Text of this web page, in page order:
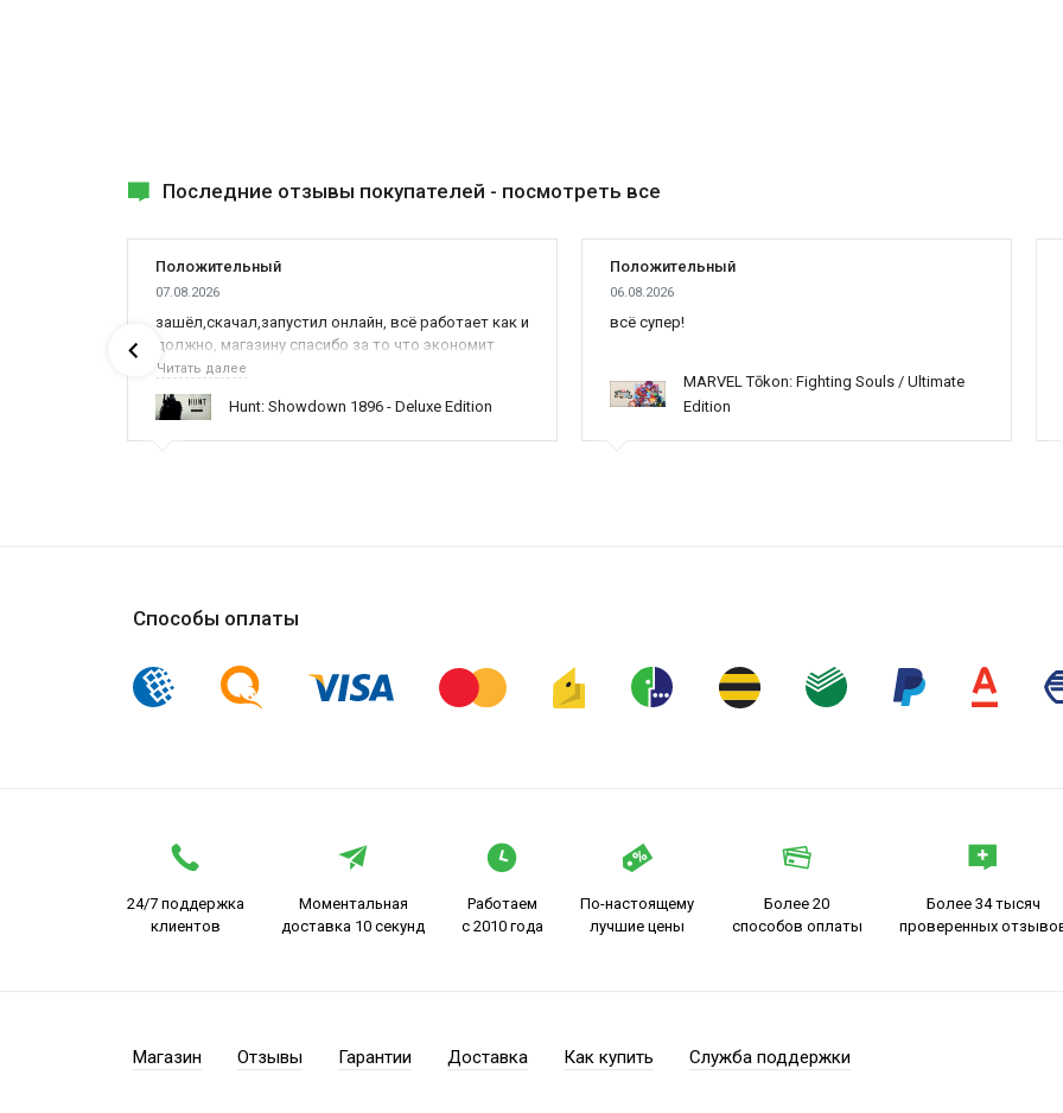
Последние отзывы покупателей - посмотреть все
Положительный
07.08.2026
зашёл,скачал,запустил онлайн, всё работает как и
должно, магазину спасибо за то что экономит
наше время,нервы и деньги, ребята вы красава
всех только вы и оказываете помощь
Читать далее
Hunt: Showdown 1896 - Deluxe Edition
Положительный
06.08.2026
всё супер!
MARVEL Tōkon: Fighting Souls / Ultimate
Edition
Способы оплаты
24/7 поддержка
клиентов
Моментальная
доставка 10 секунд
Работаем
с 2010 года
По-настоящему
лучшие цены
Более 20
способов оплаты
Более 34 тысяч
проверенных
Магазин Отзывы Гарантии Доставка Как купить Служба поддержки